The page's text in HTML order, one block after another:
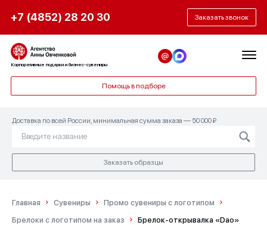
+7 (4852) 28 20 30 Заказать звонок
Корпоративные подарки и бизнес-сувениры
Помощь в подборе
Доставка по всей России, минимальная сумма заказа — 50 000 ₽
Заказать образцы
Главная Сувениры
Промо сувениры с логотипом
Брелоки с логотипом на заказ
Брелок-открывалка «Dao»